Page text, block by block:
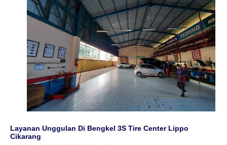
Layanan Unggulan Di Bengkel 3S Tire Center Lippo
Cikarang